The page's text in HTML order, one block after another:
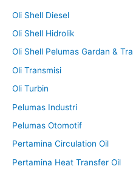
Oli Shell Diesel
Oli Shell Hidrolik
Oli Shell Pelumas Gardan &
Oli Transmisi
Oli Turbin
Pelumas Industri
Pelumas Otomotif
Pertamina Circulation Oil
Pertamina Heat Transfer Oil